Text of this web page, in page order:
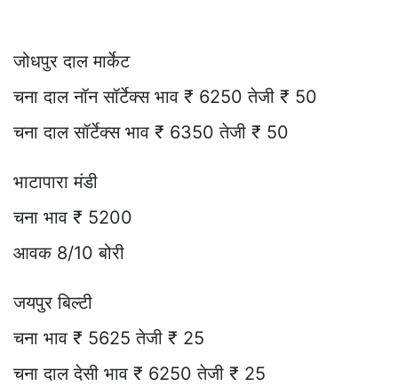
जोधपुर दाल मार्केट
चना दाल नॉन सॉर्टेक्स भाव ₹ 6250 तेजी ₹ 50
चना दाल सॉर्टेक्स भाव ₹ 6350 तेजी ₹ 50
भाटापारा मंडी
चना भाव ₹ 5200
आवक 8/10 बोरी
जयपुर बिल्टी
चना भाव ₹ 5625 तेजी ₹ 25
चना दाल देसी भाव ₹ 6250 तेजी ₹ 25